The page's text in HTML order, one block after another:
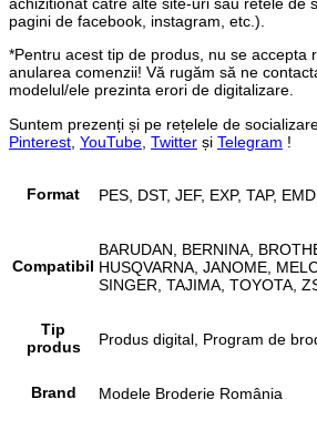
pagini de facebook, instagram, etc.).
*Pentru acest tip de produs, nu se accepta
anularea comenzii! Vă rugăm să ne
modelul/ele prezinta erori de digitalizare.
Suntem prezenți și pe rețelele de
Pinterest YouTube Twitter și Telegram !
Format PES, DST, JEF, EXP, TAP,
Compatibil
BARUDAN, BERNINA,
HUSQVARNA, JANOME,
SINGER, TAJIMA, TOYOTA,
Tip
produs
Produs digital, Program de
Brand Modele Broderie România